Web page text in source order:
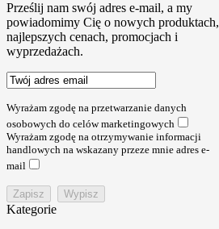
Prześlij nam swój adres e-mail, a my
powiadomimy Cię o nowych produktach,
najlepszych cenach, promocjach i
wyprzedażach.
Wyrażam zgodę na przetwarzanie danych
osobowych do celów marketingowych
Wyrażam zgodę na otrzymywanie informacji
handlowych na wskazany przeze mnie adres e-
mail
Kategorie